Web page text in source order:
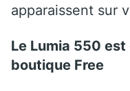
apparaissent sur
Le Lumia 550
boutique Free